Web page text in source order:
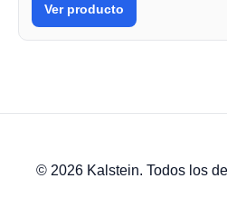
Ver producto
© 2026 Kalstein. Todos los